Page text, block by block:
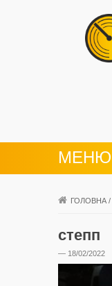
МЕНЮ
ГОЛОВНА /
степп
— 18/02/2022